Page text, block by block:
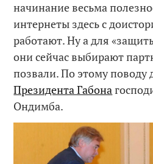
начинание весьма
интернеты здесь с
работают. Ну а для
они сейчас выбирают
позвали. По этому
Президента Габона
Ондимба.